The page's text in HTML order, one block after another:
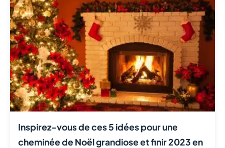
Inspirez-vous de ces 5 idées pour une
cheminée de Noël grandiose et finir 2023 en